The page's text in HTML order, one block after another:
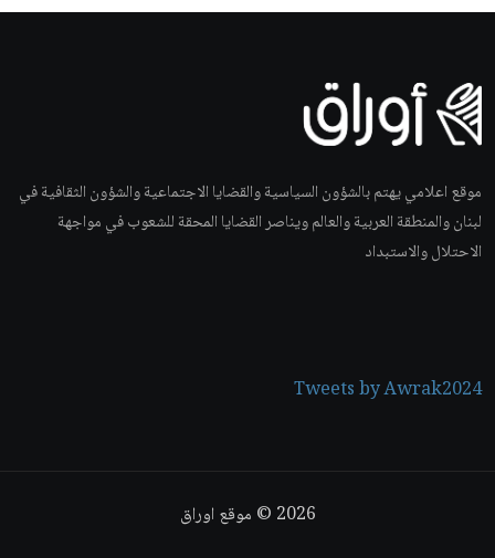
موقع اعلامي يهتم بالشؤون السياسية والقضايا الاجتماعية والشؤون الثقافية في
لبنان والمنطقة العربية والعالم ويناصر القضايا المحقة للشعوب في مواجهة
الاحتلال والاستبداد
Tweets by Awrak2024
2026 © موقع اوراق